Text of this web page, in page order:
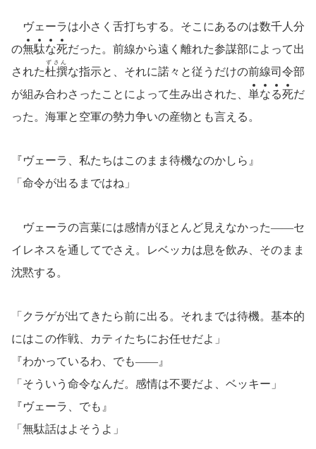
ヴェーラは小さく舌打ちする。そこにあるのは数千人分
の無駄な死だった。前線から遠く離れた参謀部によって出
された杜撰
ずさん
な指示と、それに諾々と従うだけの前線司令部
が組み合わさったことによって生み出された、 単なる死だ
った。海軍と空軍の勢力争いの産物とも言える。
『ヴェーラ、私たちはこのまま待機なのかしら』
「命令が出るまではね」
ヴェーラの言葉には感情がほとんど見えなかった――セ
イレネスを通してでさえ。レベッカは息を飲み、そのまま
沈黙する。
「クラゲが出てきたら前に出る。それまでは待機。基本的
にはこの作戦、カティたちにお任せだよ」
『わかっているわ、でも――』
「そういう命令なんだ。感情は不要だよ、ベッキー」
『ヴェーラ、でも』
「無駄話はよそうよ」